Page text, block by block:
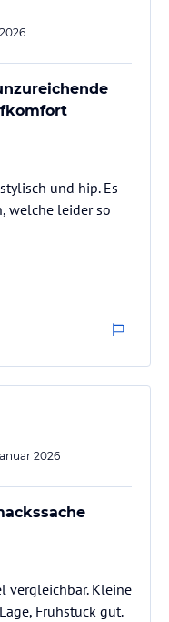
und hip. Es
welche leider so
2026
vergleichbar. Kleine
Frühstück gut.